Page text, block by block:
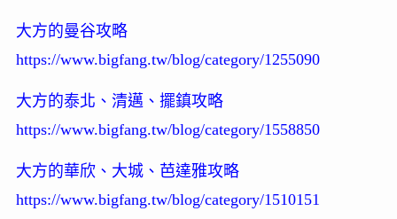
大方的曼谷攻略
https://www.bigfang.tw/blog/category/1255090
大方的泰北、清邁、擺鎮攻略
https://www.bigfang.tw/blog/category/1558850
大方的華欣、大城、芭達雅攻略
https://www.bigfang.tw/blog/category/1510151